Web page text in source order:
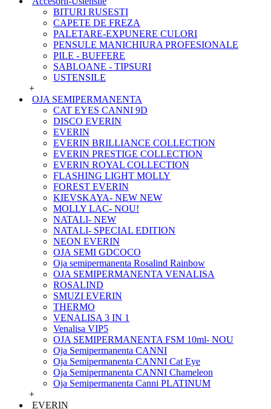
BITURI RUSESTI
CAPETE DE FREZA
PALETARE-EXPUNERE CULORI
PENSULE MANICHIURA PROFESIONALE
PILE - BUFFERE
SABLOANE - TIPSURI
USTENSILE
+
OJA SEMIPERMANENTA
CAT EYES CANNI 9D
DISCO EVERIN
EVERIN
EVERIN BRILLIANCE COLLECTION
EVERIN PRESTIGE COLLECTION
EVERIN ROYAL COLLECTION
FLASHING LIGHT MOLLY
FOREST EVERIN
KIEVSKAYA- NEW NEW
MOLLY LAC- NOU!
NATALI- NEW
NATALI- SPECIAL EDITION
NEON EVERIN
OJA SEMI GDCOCO
Oja semipermanenta Rosalind Rainbow
OJA SEMIPERMANENTA VENALISA
ROSALIND
SMUZI EVERIN
THERMO
VENALISA 3 IN 1
Venalisa VIP5
OJA SEMIPERMANENTA FSM 10ml- NOU
Oja Semipermanenta CANNI
Oja Semipermanenta CANNI Cat Eye
Oja Semipermanenta CANNI Chameleon
Oja Semipermanenta Canni PLATINUM
+
EVERIN